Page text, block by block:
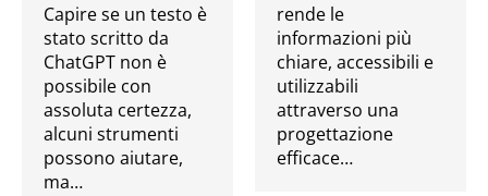
Capire se un testo è
stato scritto da
ChatGPT non è
possibile con
assoluta certezza,
alcuni strumenti
possono aiutare,
ma…
rende le
informazioni più
chiare, accessibili e
utilizzabili
attraverso una
progettazione
efficace…